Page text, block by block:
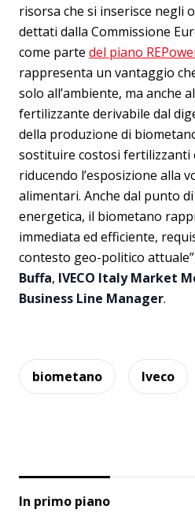
risorsa che si inserisce negli
dettati dalla Commissione
come parte del piano
rappresenta un vantaggio
solo all’ambiente, ma anche
fertilizzante derivabile dal
della produzione di
sostituire costosi fertilizzanti
riducendo l’esposizione alla
alimentari. Anche dal punto
energetica, il biometano
immediata ed efficiente,
contesto geo-politico
Buffa, IVECO Italy Market
Business Line Manager.
biometano Iveco
In primo piano